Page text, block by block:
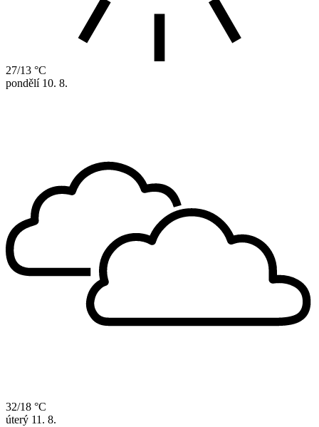
27/13 °C
pondělí 10. 8.
32/18 °C
úterý 11. 8.